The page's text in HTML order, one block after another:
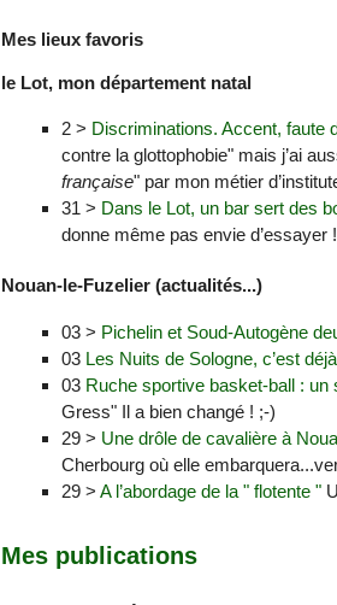
Mes lieux favoris
le Lot, mon département natal
2 > Discriminations. Accent, faute
contre la glottophobie" mais j’ai
française" par mon métier
31 > Dans le Lot, un bar sert des
donne même pas envie d’essayer !
Nouan-le-Fuzelier (actualités...)
03 > Pichelin et Soud-Autogène
03 Les Nuits de Sologne, c’est
03 Ruche sportive basket-ball : un
Gress" Il a bien changé ! ;-)
29 > Une drôle de cavalière à
Cherbourg où elle
29 > A l’abordage de la " flotente "
Mes publications